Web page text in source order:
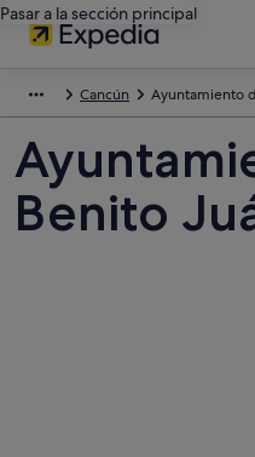
Pasar a la sección principal
Cancún Ayuntamiento
Benito